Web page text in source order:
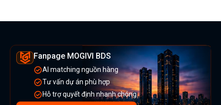
Fanpage MOGIVI BDS
AI matching nguồn hàng
Tư vấn dự án phù hợp
Hỗ trợ quyết định nhanh chóng